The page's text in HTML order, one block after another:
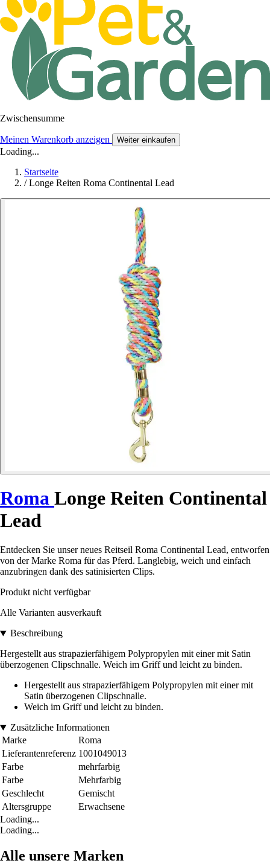
Zwischensumme
Meinen Warenkorb anzeigen Weiter einkaufen
Loading...
Startseite
/ Longe Reiten Roma Continental Lead
Roma Longe Reiten Continental
Lead
Entdecken Sie unser neues Reitseil Roma Continental Lead, entworfen
von der Marke Roma für das Pferd. Langlebig, weich und einfach
anzubringen dank des satinisierten Clips.
Produkt nicht verfügbar
Alle Varianten ausverkauft
Beschreibung
Hergestellt aus strapazierfähigem Polypropylen mit einer mit Satin
überzogenen Clipschnalle. Weich im Griff und leicht zu binden.
Hergestellt aus strapazierfähigem Polypropylen mit einer mit
Satin überzogenen Clipschnalle.
Weich im Griff und leicht zu binden.
Zusätzliche Informationen
Marke
Roma
Lieferantenreferenz 1001049013
Farbe
mehrfarbig
Farbe
Mehrfarbig
Geschlecht
Gemischt
Altersgruppe
Erwachsene
Loading...
Loading...
Alle unsere Marken